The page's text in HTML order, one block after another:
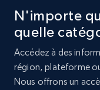
N'importe
quelle
Accédez à des
région, plateforme
Nous offrons un